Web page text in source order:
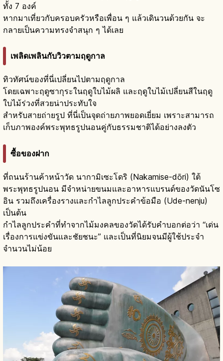
ทั้ง 7 องค์
หากมาเที่ยวกับครอบครัวหรือเพื่อน ๆ แล้วเดินวนด้วยกัน จะ
กลายเป็นความทรงจำสนุก ๆ ได้เลย
เพลิดเพลินกับวิวตามฤดูกาล
ทิวทัศน์ของที่นี่เปลี่ยนไปตามฤดูกาล
โดยเฉพาะฤดูซากุระในฤดูใบไม้ผลิ และฤดูใบไม้เปลี่ยนสีในฤดู
ใบไม้ร่วงที่สวยน่าประทับใจ
สำหรับสายถ่ายรูป ที่นี่เป็นจุดถ่ายภาพยอดเยี่ยม เพราะสามารถ
เก็บภาพองค์พระพุทธรูปนอนคู่กับธรรมชาติได้อย่างลงตัว
ซื้อของฝาก
ที่ถนนร้านค้าหน้าวัด นากามิเซะโดริ (Nakamise-dōri) ใต้
พระพุทธรูปนอน มีจำหน่ายขนมและอาหารแบรนด์ของวัดนันโซ
อิน รวมถึงเครื่องรางและกำไลลูกประคำข้อมือ (Ude-nenju)
เป็นต้น
กำไลลูกประคำที่ทำจากไม้มงคลของวัดได้รับคำบอกต่อว่า “เด่น
เรื่องการแข่งขันและชัยชนะ” และเป็นที่นิยมจนมีผู้ใช้ประจำ
จำนวนไม่น้อย